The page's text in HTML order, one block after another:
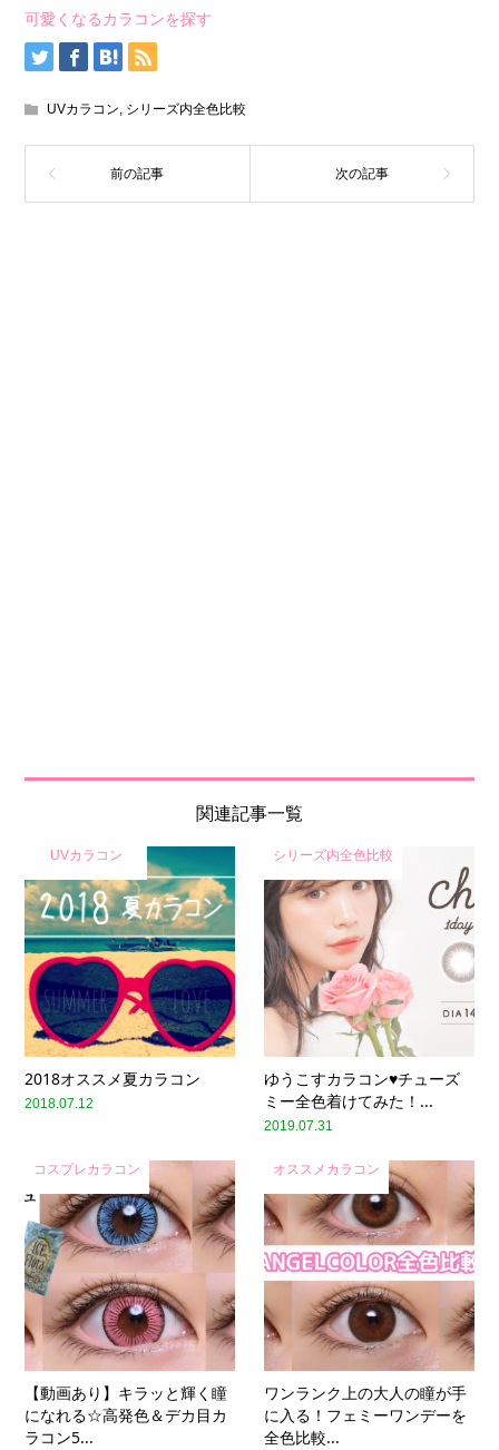
可愛くなるカラコンを探す
UVカラコン, シリーズ内全色比較
関連記事一覧
UVカラコン
2018オススメ夏カラコン
2018.07.12
シリーズ内全色比較
ゆうこすカラコン♥チューズ
ミー全色着けてみた！...
2019.07.31
コスプレカラコン
【動画あり】キラッと輝く瞳
になれる☆高発色＆デカ目カ
ラコン5...
オススメカラコン
ワンランク上の大人の瞳が手
に入る！フェミーワンデーを
全色比較...